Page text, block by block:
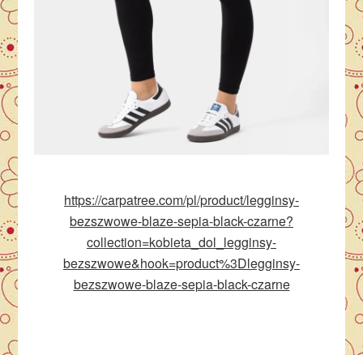
https://carpatree.com/pl/product/legginsy-
bezszwowe-blaze-sepia-black-czarne?
collection=kobieta_dol_legginsy-
bezszwowe&hook=product%3Dlegginsy-
bezszwowe-blaze-sepia-black-czarne